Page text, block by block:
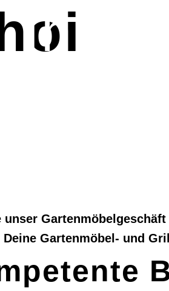
Ihr
unser
Gartenmöbel- und